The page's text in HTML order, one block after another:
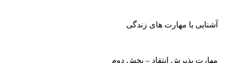
آشنایی با مهارت های زندگی
مهارت پذیرش انتقاد – بخش دوم